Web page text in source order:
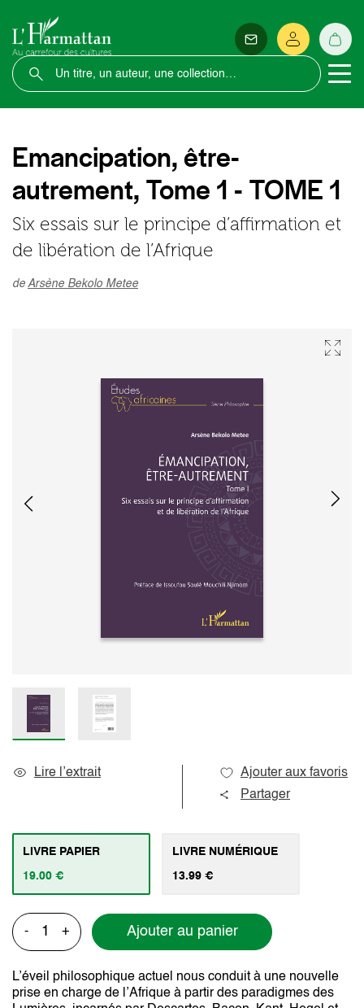
Emancipation, être-
autrement, Tome 1 - TOME 1
Six essais sur le principe d’affirmation et
de libération de l’Afrique
de Arsène Bekolo Metee
Lire l’extrait
Ajouter aux favoris
Partager
LIVRE PAPIER
19.00 €
LIVRE NUMÉRIQUE
13.99 €
- + Ajouter au panier
L’éveil philosophique actuel nous conduit à une nouvelle
prise en charge de l’Afrique à partir des paradigmes des